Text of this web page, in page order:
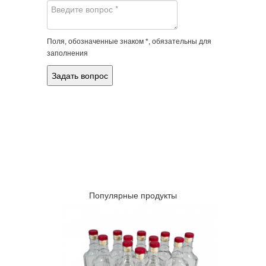
Поля, обозначенные знаком *, обязательны для
заполнения
Популярные продукты